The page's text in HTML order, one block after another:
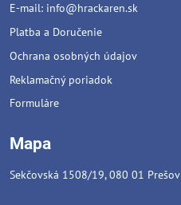
E-mail: info@hrackaren.sk
Platba a Doručenie
Ochrana osobných údajov
Reklamačný poriadok
Formuláre
Mapa
Sekčovská 1508/19, 080 01 Prešov